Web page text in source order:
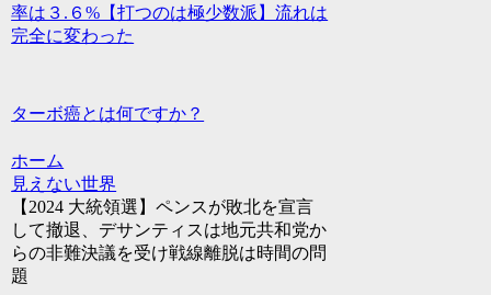
率は３.６%【打つのは極少数派】流れは
完全に変わった
ターボ癌とは何ですか？
ホーム
見えない世界
【2024 大統領選】ペンスが敗北を宣言
して撤退、デサンティスは地元共和党か
らの非難決議を受け戦線離脱は時間の問
題